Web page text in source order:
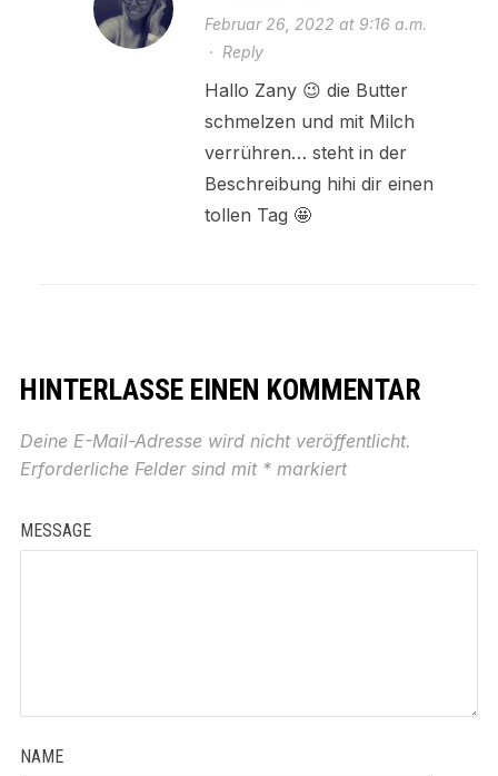
Februar 26, 2022 at 9:16 a.m.
· Reply
Hallo Zany 😉 die Butter
schmelzen und mit Milch
verrühren… steht in der
Beschreibung hihi dir einen
tollen Tag 🤩
HINTERLASSE EINEN KOMMENTAR
Deine E-Mail-Adresse wird nicht veröffentlicht.
Erforderliche Felder sind mit *markiert
MESSAGE
NAME